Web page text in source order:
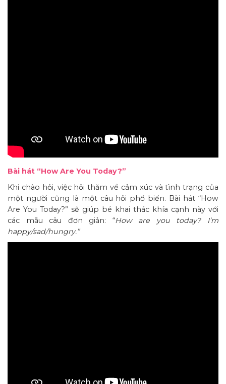
Bài hát “How Are You Today?”
Khi chào hỏi, việc hỏi thăm về cảm xúc và tình trạng của
một người cũng là một câu hỏi phổ biến. Bài hát “How
Are You Today?” sẽ giúp bé khai thác khía cạnh này với
các mẫu câu đơn giản: “How are you today? I’m
happy/sad/hungry.”